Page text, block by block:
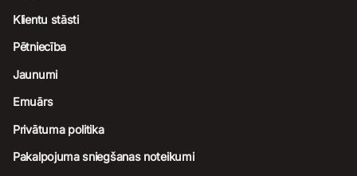
Klientu stāsti
Pētniecība
Jaunumi
Emuārs
Privātuma politika
Pakalpojuma sniegšanas noteikumi